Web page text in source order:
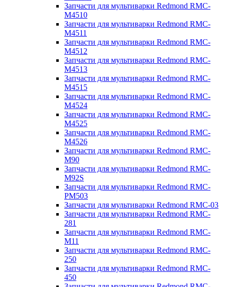
Запчасти для мультиварки Redmond RMC-
M4510
Запчасти для мультиварки Redmond RMC-
M4511
Запчасти для мультиварки Redmond RMC-
M4512
Запчасти для мультиварки Redmond RMC-
M4513
Запчасти для мультиварки Redmond RMC-
M4515
Запчасти для мультиварки Redmond RMC-
M4524
Запчасти для мультиварки Redmond RMC-
M4525
Запчасти для мультиварки Redmond RMC-
M4526
Запчасти для мультиварки Redmond RMC-
M90
Запчасти для мультиварки Redmond RMC-
M92S
Запчасти для мультиварки Redmond RMC-
PM503
Запчасти для мультиварки Redmond RMC-03
Запчасти для мультиварки Redmond RMC-
281
Запчасти для мультиварки Redmond RMC-
M11
Запчасти для мультиварки Redmond RMC-
250
Запчасти для мультиварки Redmond RMC-
450